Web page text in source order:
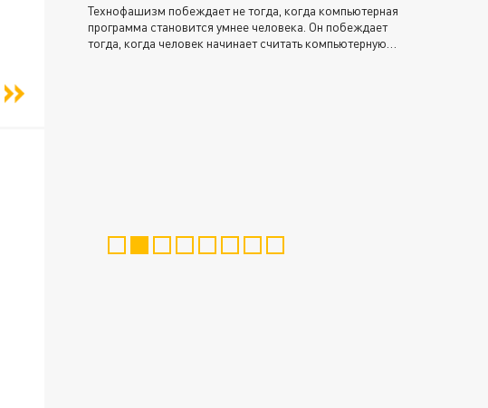
Технофашизм побеждает не тогда, когда компьютерная
программа становится умнее человека. Он побеждает
тогда, когда человек начинает считать компьютерную